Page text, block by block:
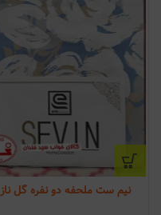
نیم ست ملحفه دو نفره گل ناز